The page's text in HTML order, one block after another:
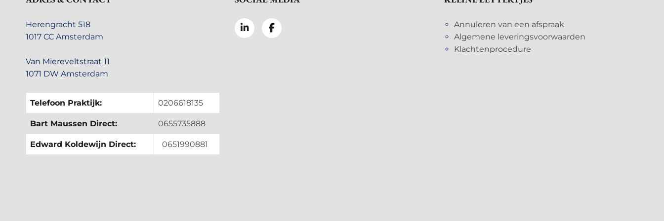
Herengracht 518
1017 CC Amsterdam
Van Miereveltstraat 11
1071 DW Amsterdam
Telefoon Praktijk: 0206618135
Bart Maussen Direct: 0655735888
Edward Koldewijn Direct: 0651990881
Annuleren van een afspraak
Algemene leveringsvoorwaarden
Klachtenprocedure